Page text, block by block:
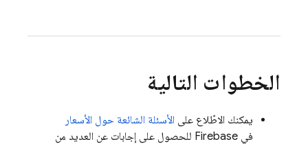
الخطوات التالية
يمكنك الاطّلاع على الأسئلة الشائعة حول الأسعار
في Firebase للحصول على إجابات عن العديد من